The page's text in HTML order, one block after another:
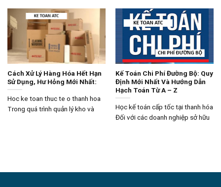
Cách Xử Lý Hàng Hóa Hết Hạn
Sử Dụng, Hư Hỏng Mới Nhất:
Hoc ke toan thuc te o thanh hoa
Trong quá trình quản lý kho và
Kế Toán Chi Phí Đường Bộ: Quy
Định Mới Nhất Và Hướng Dẫn
Hạch Toán Từ A – Z
Học kế toán cấp tốc tại thanh hóa
Đối với các doanh nghiệp sở hữu